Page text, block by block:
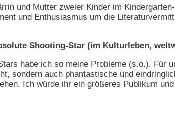
und Mutter zweier Kinder im
und Enthusiasmus um die
Shooting-Star (im Kulturleben,
habe ich so meine Probleme (s.o.).
sondern auch phantastische und
Ich würde ihr ein größeres Publikum